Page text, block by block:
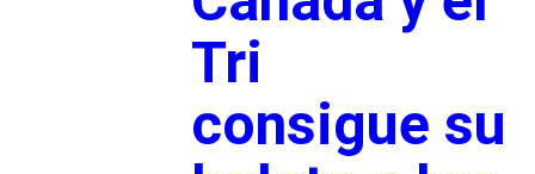
Tri
consigue su